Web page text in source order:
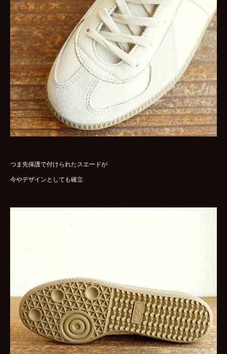
つま先保護で付けられたスエードが
今やデザインとしても確立